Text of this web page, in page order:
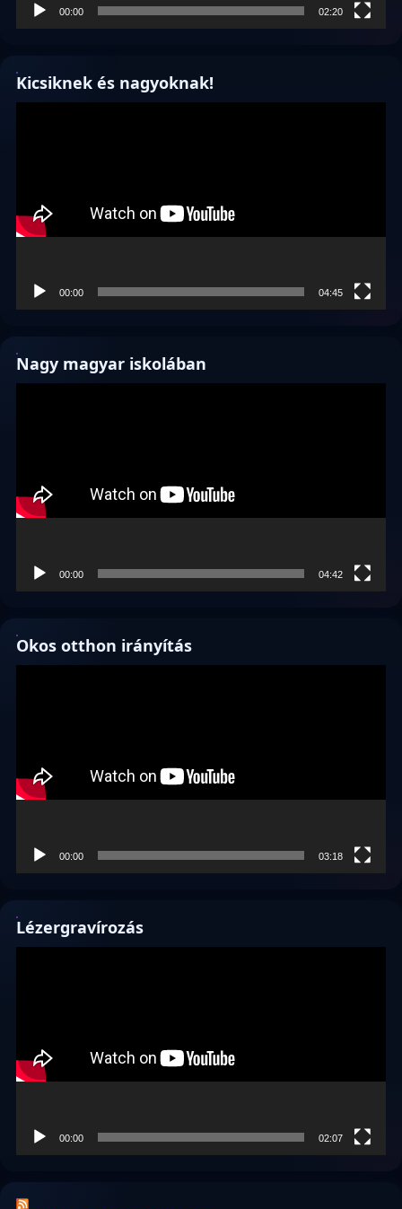
00:00 02:20
Kicsiknek és nagyoknak!
00:00 04:45
Nagy magyar iskolában
00:00 04:42
Okos otthon irányítás
00:00 03:18
Lézergravírozás
00:00 02:07